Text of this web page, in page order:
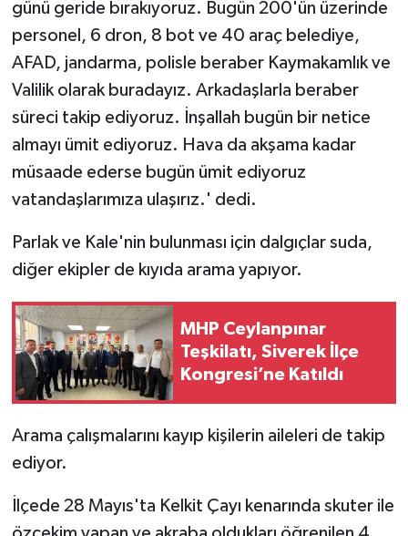
günü geride bırakıyoruz. Bugün 200'ün üzerinde
personel, 6 dron, 8 bot ve 40 araç belediye,
AFAD, jandarma, polisle beraber Kaymakamlık ve
Valilik olarak buradayız. Arkadaşlarla beraber
süreci takip ediyoruz. İnşallah bugün bir netice
almayı ümit ediyoruz. Hava da akşama kadar
müsaade ederse bugün ümit ediyoruz
vatandaşlarımıza ulaşırız.' dedi.
Parlak ve Kale'nin bulunması için dalgıçlar suda,
diğer ekipler de kıyıda arama yapıyor.
MHP Ceylanpınar
Teşkilatı, Siverek İlçe
Kongresi’ne Katıldı
Arama çalışmalarını kayıp kişilerin aileleri de takip
ediyor.
İlçede 28 Mayıs'ta Kelkit Çayı kenarında skuter ile